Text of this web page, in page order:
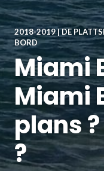
2018-2019 | DE
BORD
Miami
Miami
plans
?